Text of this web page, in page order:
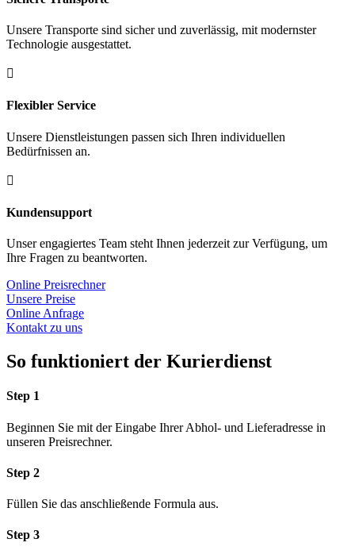
Unsere Transporte sind sicher und zuverlässig, mit modernster
Technologie ausgestattet.

Flexibler Service
Unsere Dienstleistungen passen sich Ihren individuellen
Bedürfnissen an.

Kundensupport
Unser engagiertes Team steht Ihnen jederzeit zur Verfügung, um
Ihre Fragen zu beantworten.
Online Preisrechner
Unsere Preise
Online Anfrage
Kontakt zu uns
So funktioniert der Kurierdienst
Step 1
Beginnen Sie mit der Eingabe Ihrer Abhol- und Lieferadresse in
unseren Preisrechner.
Step 2
Füllen Sie das anschließende Formula aus.
Step 3